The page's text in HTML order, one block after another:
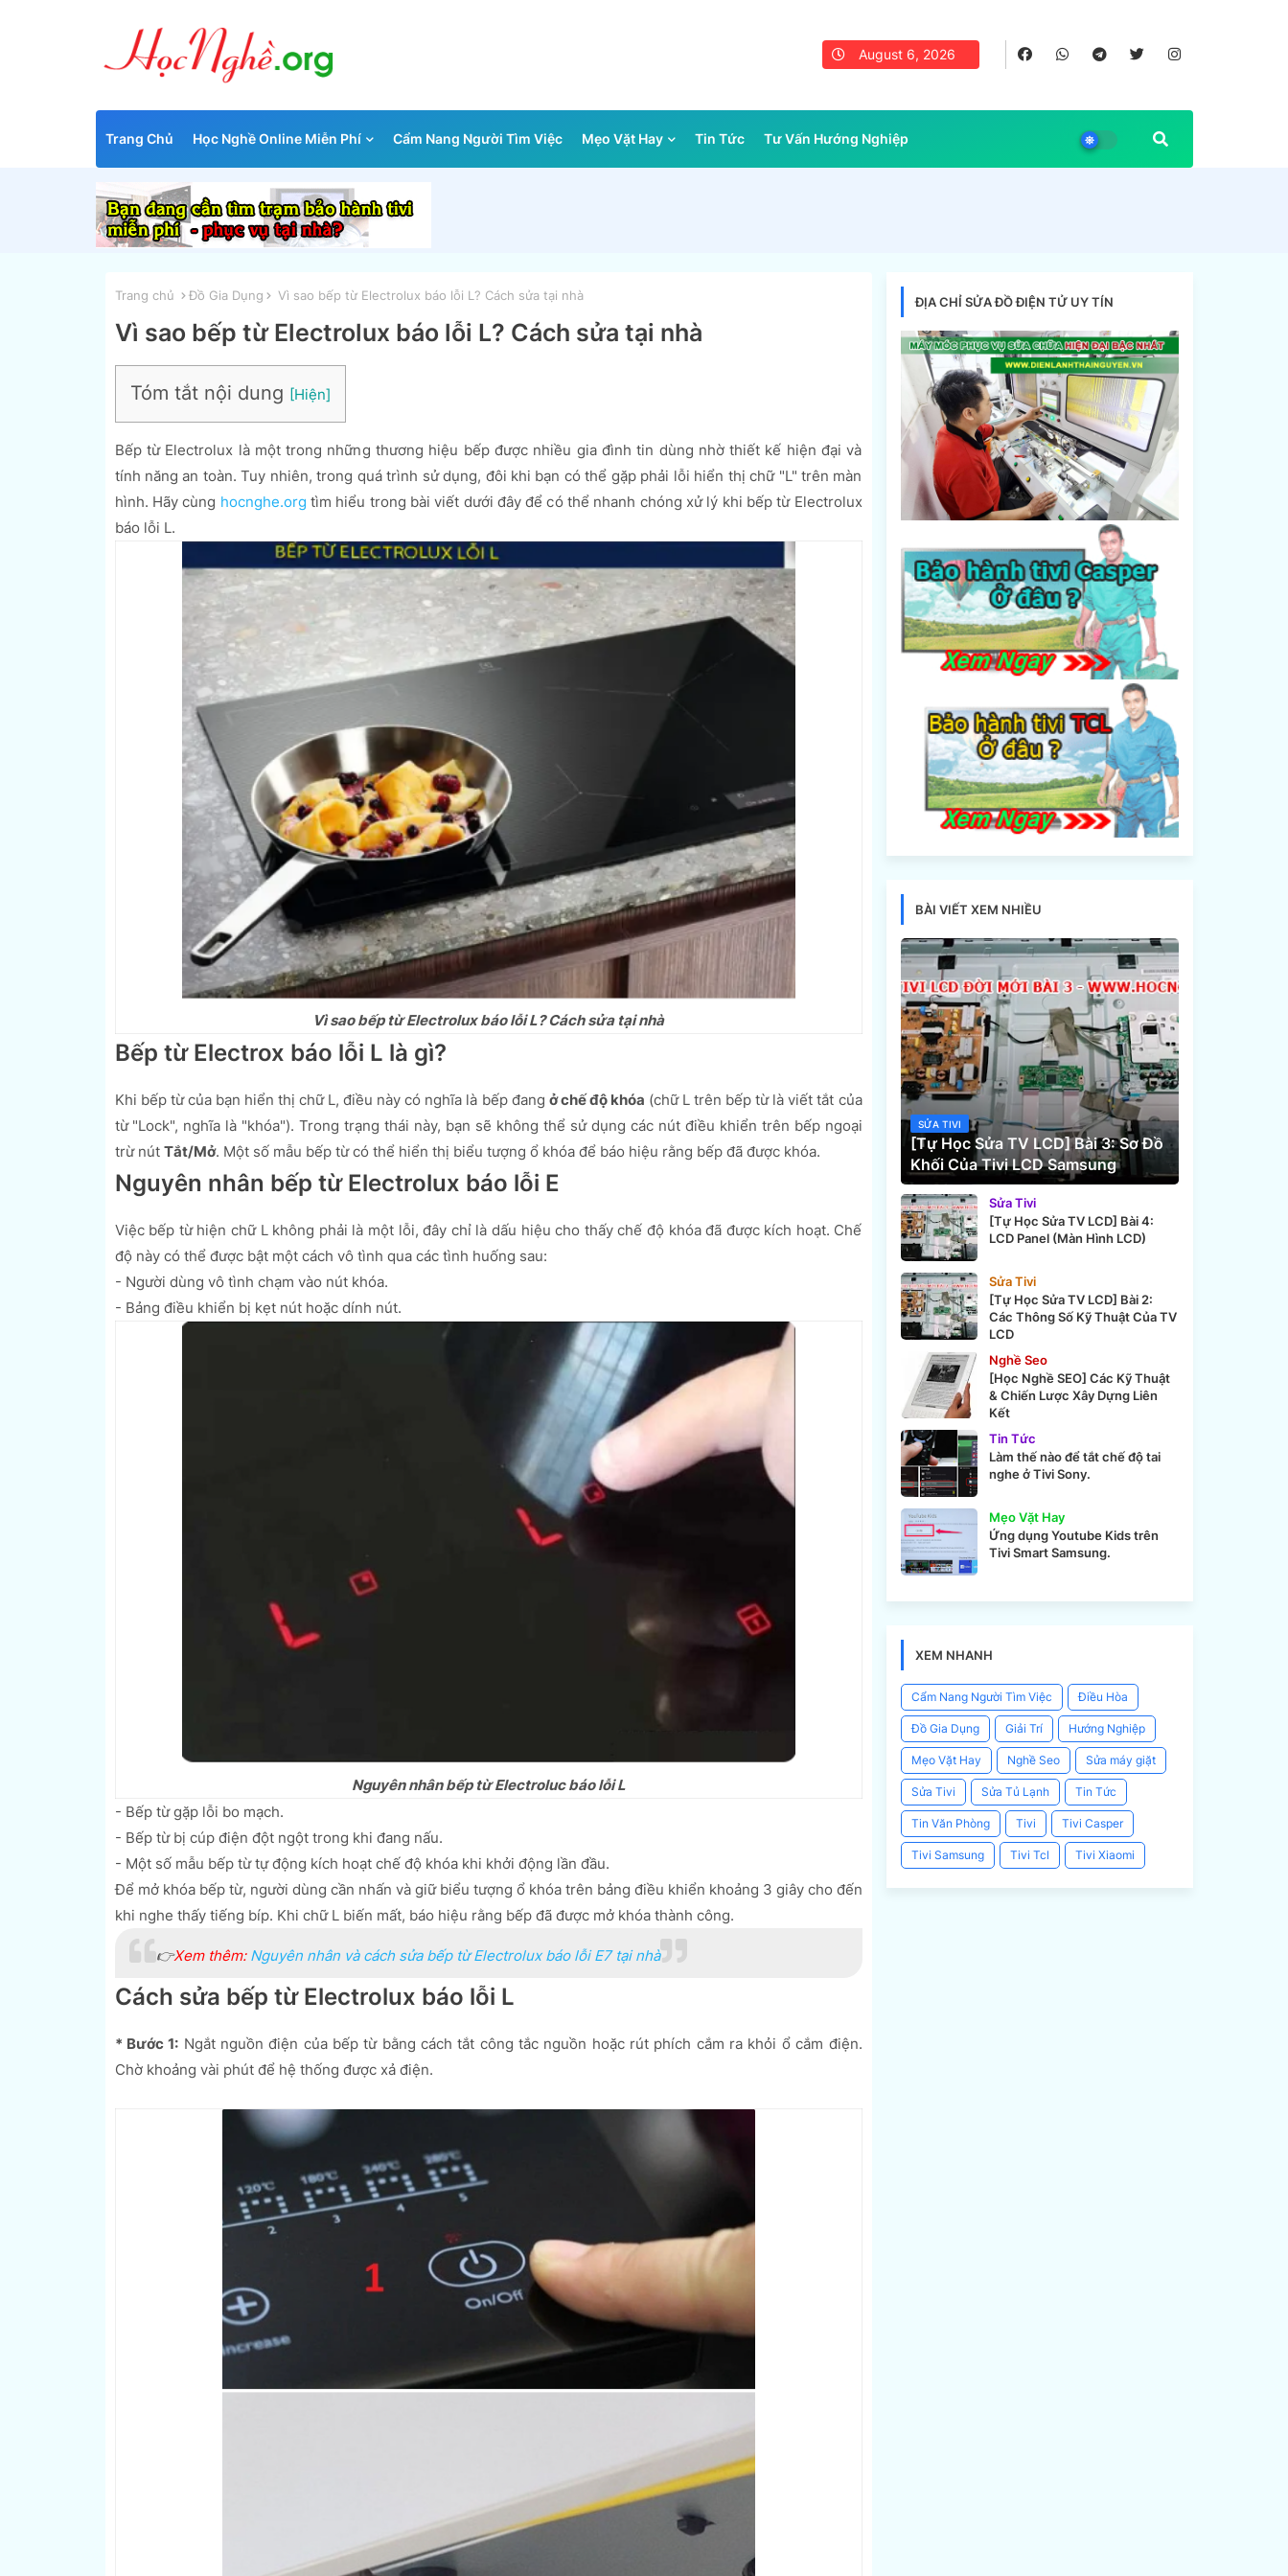
August 6, 2026
Trang Chủ Học Nghề Online Miễn Phí Cẩm Nang Người Tìm Việc Mẹo Vặt Hay Tin Tức Tư Vấn Hướng Nghiệp
Trang chủ Đồ Gia Dụng Vì sao bếp từ Electrolux báo lỗi L? Cách sửa tại nhà
Vì sao bếp từ Electrolux báo lỗi L? Cách sửa tại nhà
Tóm tắt nội dung
Bếp từ Electrolux là một trong những thương hiệu bếp được nhiều gia đình tin dùng nhờ thiết kế hiện đại và
tính năng an toàn. Tuy nhiên, trong quá trình sử dụng, đôi khi bạn có thể gặp phải lỗi hiển thị chữ "L" trên màn
hình. Hãy cùng hocnghe.org tìm hiểu trong bài viết dưới đây để có thể nhanh chóng xử lý khi bếp từ Electrolux
báo lỗi L.
Vì sao bếp từ Electrolux báo lỗi L? Cách sửa tại nhà
Bếp từ Electrox báo lỗi L là gì?
Khi bếp từ của bạn hiển thị chữ L, điều này có nghĩa là bếp đang ở chế độ khóa (chữ L trên bếp từ là viết tắt của
từ "Lock", nghĩa là "khóa"). Trong trạng thái này, bạn sẽ không thể sử dụng các nút điều khiển trên bếp ngoại
trừ nút Tắt/Mở. Một số mẫu bếp từ có thể hiển thị biểu tượng ổ khóa để báo hiệu rằng bếp đã được khóa.
Nguyên nhân bếp từ Electrolux báo lỗi E
Việc bếp từ hiện chữ L không phải là một lỗi, đây chỉ là dấu hiệu cho thấy chế độ khóa đã được kích hoạt. Chế
độ này có thể được bật một cách vô tình qua các tình huống sau:
- Người dùng vô tình chạm vào nút khóa.
- Bảng điều khiển bị kẹt nút hoặc dính nút.
Nguyên nhân bếp từ Electroluc báo lỗi L
- Bếp từ gặp lỗi bo mạch.
- Bếp từ bị cúp điện đột ngột trong khi đang nấu.
- Một số mẫu bếp từ tự động kích hoạt chế độ khóa khi khởi động lần đầu.
Để mở khóa bếp từ, người dùng cần nhấn và giữ biểu tượng ổ khóa trên bảng điều khiển khoảng 3 giây cho đến
khi nghe thấy tiếng bíp. Khi chữ L biến mất, báo hiệu rằng bếp đã được mở khóa thành công.
👉Xem thêm: Nguyên nhân và cách sửa bếp từ Electrolux báo lỗi E7 tại nhà
Cách sửa bếp từ Electrolux báo lỗi L
* Bước 1: Ngắt nguồn điện của bếp từ bằng cách tắt công tắc nguồn hoặc rút phích cắm ra khỏi ổ cắm điện.
Chờ khoảng vài phút để hệ thống được xả điện.
ĐỊA CHỈ SỬA ĐỒ ĐIỆN TỬ UY TÍN
BÀI VIẾT XEM NHIỀU
SỬA TIVI
[Tự Học Sửa TV LCD] Bài 3: Sơ Đồ
Khối Của Tivi LCD Samsung
Sửa Tivi
[Tự Học Sửa TV LCD] Bài 4:
LCD Panel (Màn Hình LCD)
Sửa Tivi
[Tự Học Sửa TV LCD] Bài 2:
Các Thông Số Kỹ Thuật Của TV
LCD
Nghề Seo
[Học Nghề SEO] Các Kỹ Thuật
& Chiến Lược Xây Dựng Liên
Kết
Tin Tức
Làm thế nào để tắt chế độ tai
nghe ở Tivi Sony.
Mẹo Vặt Hay
Ứng dụng Youtube Kids trên
Tivi Smart Samsung.
XEM NHANH
Cẩm Nang Người Tìm Việc Điều Hòa
Đồ Gia Dụng Giải Trí Hướng Nghiệp
Mẹo Vặt Hay Nghề Seo Sửa máy giặt
Sửa Tivi Sửa Tủ Lạnh Tin Tức
Tin Văn Phòng Tivi Tivi Casper
Tivi Samsung Tivi Tcl Tivi Xiaomi